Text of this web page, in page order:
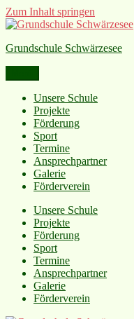
Zum Inhalt springen
Grundschule Schwärzesee
Unsere Schule
Projekte
Förderung
Sport
Termine
Ansprechpartner
Galerie
Förderverein
Unsere Schule
Projekte
Förderung
Sport
Termine
Ansprechpartner
Galerie
Förderverein